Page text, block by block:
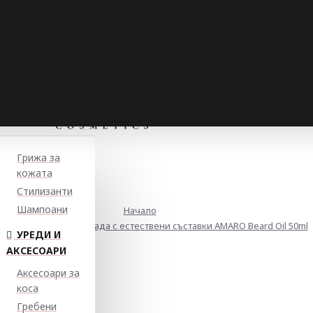
Грижа за
кожата
Стилизанти
Шампоани
УРЕДИ И
АКСЕСОАРИ
Аксесоари за
коса
Гребени
Начало
олио за брада с естествени съставки AMARO Beard Oil 50ml